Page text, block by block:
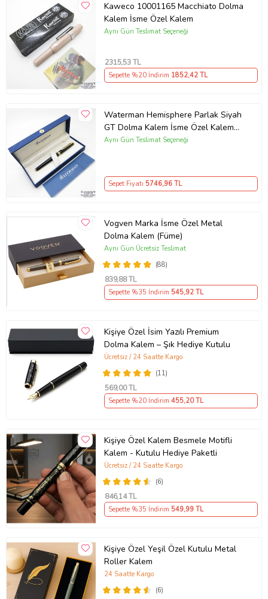
Kaweco 10001165 Macchiato Dolma
Kalem İsme Özel Kalem
Aynı Gün Teslimat Seçeneği
2315,53 TL
Sepette %20 İndirim 1852,42 TL
Waterman Hemisphere Parlak Siyah
GT Dolma Kalem İsme Özel Kalem
Hediye Kalem
Aynı Gün Teslimat Seçeneği
Sepet Fiyatı 5746,96 TL
Vogven Marka İsme Özel Metal
Dolma Kalem (Füme)
(88)
Aynı Gün Ücretsiz Teslimat
839,88 TL
Sepette %35 İndirim 545,92 TL
Kişiye Özel İsim Yazılı Premium
Dolma Kalem – Şık Hediye Kutulu
(11)
Ücretsiz / 24 Saatte Kargo
569,00 TL
Sepette %20 İndirim 455,20 TL
Kişiye Özel Kalem Besmele Motifli
Kalem - Kutulu Hediye Paketli
(6)
Ücretsiz / 24 Saatte Kargo
846,14 TL
Sepette %35 İndirim 549,99 TL
Kişiye Özel Yeşil Özel Kutulu Metal
Roller Kalem
(6)
24 Saatte Kargo